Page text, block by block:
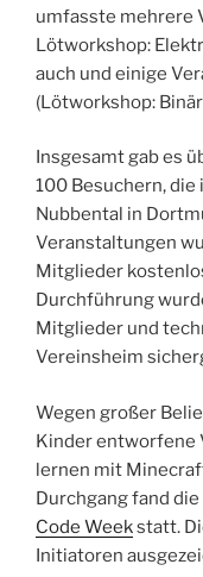
umfasste mehrere
Lötworkshop:
auch und einige
(Lötworkshop:
Insgesamt gab es
100 Besuchern,
Nubbental in
Veranstaltungen
Mitglieder
Durchführung
Mitglieder und
Vereinsheim
Wegen großer
Kinder entworfene
lernen mit
Durchgang fand
Code Weekstatt.
Initiatoren